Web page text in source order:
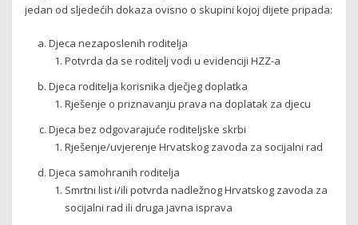
jedan od sljedećih dokaza ovisno o skupini kojoj dijete pripada:
Djeca nezaposlenih roditelja
Potvrda da se roditelj vodi u evidenciji HZZ-a
Djeca roditelja korisnika dječjeg doplatka
Rješenje o priznavanju prava na doplatak za djecu
Djeca bez odgovarajuće roditeljske skrbi
Rješenje/uvjerenje Hrvatskog zavoda za socijalni rad
Djeca samohranih roditelja
Smrtni list i/ili potvrda nadležnog Hrvatskog zavoda za
socijalni rad ili druga javna isprava